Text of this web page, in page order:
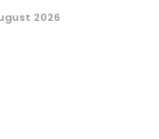
2026